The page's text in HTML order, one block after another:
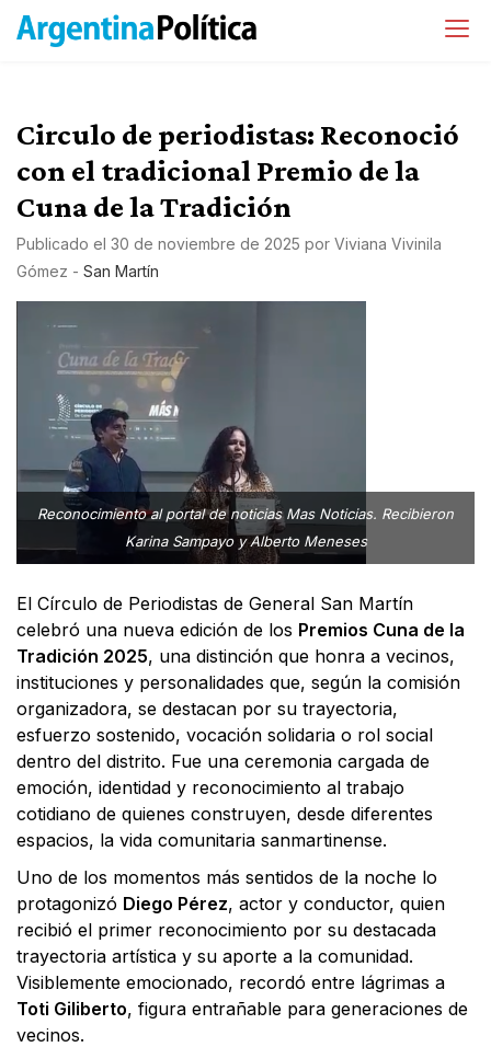
Circulo de periodistas: Reconoció
con el tradicional Premio de la
Cuna de la Tradición
Publicado el 30 de noviembre de 2025 por Viviana Vivinila
Gómez - San Martín
Reconocimiento al portal de noticias Mas Noticias. Recibieron
Karina Sampayo y Alberto Meneses
El Círculo de Periodistas de General San Martín
celebró una nueva edición de los Premios Cuna de la
Tradición 2025, una distinción que honra a vecinos,
instituciones y personalidades que, según la comisión
organizadora, se destacan por su trayectoria,
esfuerzo sostenido, vocación solidaria o rol social
dentro del distrito. Fue una ceremonia cargada de
emoción, identidad y reconocimiento al trabajo
cotidiano de quienes construyen, desde diferentes
espacios, la vida comunitaria sanmartinense.
Uno de los momentos más sentidos de la noche lo
protagonizó Diego Pérez, actor y conductor, quien
recibió el primer reconocimiento por su destacada
trayectoria artística y su aporte a la comunidad.
Visiblemente emocionado, recordó entre lágrimas a
Toti Giliberto, figura entrañable para generaciones de
vecinos.